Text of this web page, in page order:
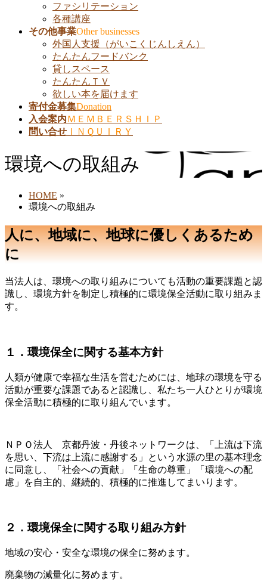
ファシリテーション
各種講座
その他事業Other businesses
外国人支援（がいこくじんしえん）
たんたんフードバンク
貸しスペース
たんたんＴＶ
欲しい本を届けます
寄付金募集Donation
入会案内ＭＥＭＢＥＲＳＨＩＰ
問い合せ ＩＮＱＵＩＲＹ
環境への取組み
HOME »
環境への取組み
人に、地域に、地球に優しくあるため
に
当法人は、環境への取り組みについても活動の重要課題と認
識し、環境方針を制定し積極的に環境保全活動に取り組みま
す。
１．環境保全に関する基本方針
人類が健康で幸福な生活を営むためには、地球の環境を守る
活動が重要な課題であると認識し、私たち一人ひとりが環境
保全活動に積極的に取り組んでいます。
ＮＰＯ法人 京都丹波・丹後ネットワークは、「上流は下流
を思い、下流は上流に感謝する」という水源の里の基本理念
に同意し、「社会への貢献」「生命の尊重」「環境への配
慮」を自主的、継続的、積極的に推進してまいります。
２．環境保全に関する取り組み方針
地域の安心・安全な環境の保全に努めます。
廃棄物の減量化に努めます。